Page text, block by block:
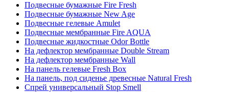
Подвесные бумажные Fire Fresh
Подвесные бумажные New Age
Подвесные гелевые Amulet
Подвесные мембранные Fire AQUA
Подвесные жидкостные Odor Bottle
На дефлектор мембранные Double Stream
На дефлектор мембранные Wall
На панель гелевые Fresh Box
На панель, под сиденье древесные Natural Fresh
Спрей универсальный Stop Smell